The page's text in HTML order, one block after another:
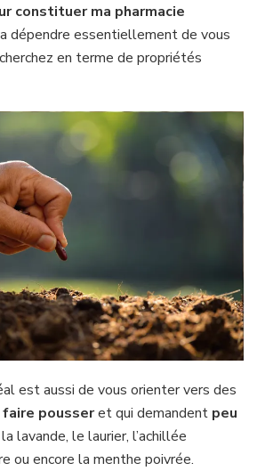
constituer ma pharmacie
dépendre essentiellement de vous
en terme de propriétés
est aussi de vous orienter vers des
pousseret qui demandent peu
lavande, le laurier, l’achillée
ou encore la menthe poivrée.